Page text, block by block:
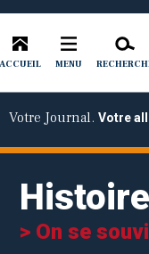
ACCUEIL MENU
Votre Journal. Votre
> On se